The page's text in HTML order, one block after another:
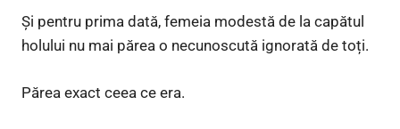
Și pentru prima dată, femeia modestă de la capătul
holului nu mai părea o necunoscută ignorată de toți.
Părea exact ceea ce era.